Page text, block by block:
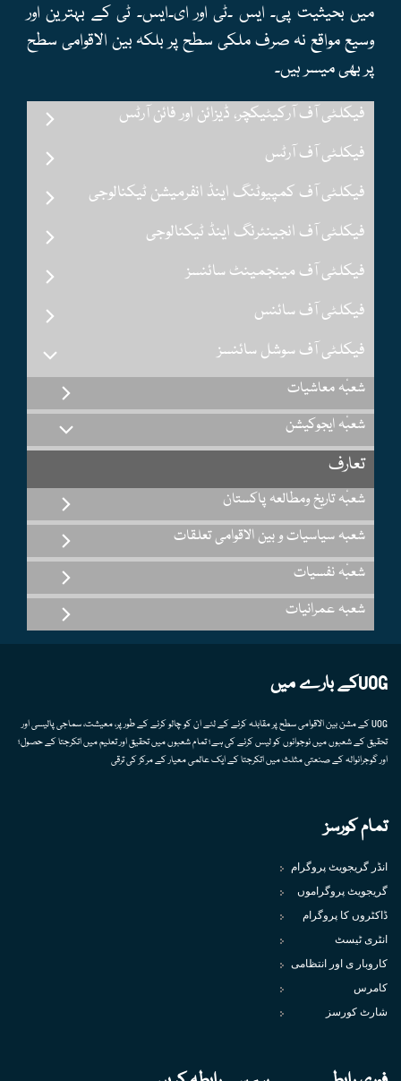
میں بحیثیت پی۔ ایس ۔ٹی اور ای۔ایس۔ ٹی کے بہترین اور
وسیع مواقع نہ صرف ملکی سطح پر بلکہ بین الاقوامی سطح
پر بھی میسر ہیں۔
فیکلٹی آف آرکیٹیکچر، ڈیزائن اور فائن آرٹس
فیکلٹی آف آرٹس
فیکلٹی آف کمپیوٹنگ اینڈ انفرمیشن ٹیکنالوجی
فیکلٹی آف انجینئرنگ اینڈ ٹیکنالوجی
فیکلٹی آف مینجمینٹ سائنسز
فیکلٹی آف سائنس
فیکلٹی آف سوشل سائنسز
شعبٔہ معاشیات
شعبٔہ ایجوکیشن
تعارف
شعبٔہ تاریخ ومطالعہ پاکستان
شعبہ سیاسیات و بین الاقوامی تعلقات
شعبٔہ نفسیات
شعبہ عمرانیات
UOGکے بارے میں
UOG کے مشن بین الاقوامی سطح پر مقابلہ کرنے کے لئے ان کو چالو کرنے کے طور پر، معیشت، سماجی پالیسی اور
تحقیق کے شعبوں میں نوجوانوں کو لیس کرنے کی ہے؛ تمام شعبوں میں تحقیق اور تعلیم میں اتکرجتا کے حصول؛
اور گوجرانوالہ کے صنعتی مثلث میں اتکرجتا کے ایک عالمی معیار کے مرکز کی ترقی
تمام کورسز
انڈر گریجویٹ پروگرام
گریجویٹ پروگراموں
ڈاکٹروں کا پروگرام
انٹری ٹیسٹ
کاروبار ی اور انتظامی
کامرس
شارٹ کورسز